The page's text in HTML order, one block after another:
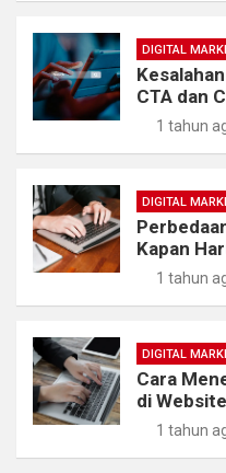
DIGITAL
CTA dan
1 tahun
DIGITAL
Kapan
1 tahun
DIGITAL
Cara
di
1 tahun